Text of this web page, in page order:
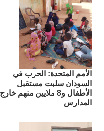
الأمم المتحدة: الحرب في
السودان سلبت مستقبل
الأطفال و8 ملايين منهم خارج
المدارس